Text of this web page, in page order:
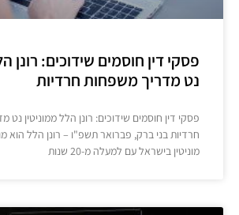
פסקי דין חוסמים שידוכים: רונן
נט מדריך משפחות חרדיות
פסקי דין חוסמים שידוכים: רונן הלל ממוניטין נט
חרדיות בני ברק, פברואר תשפ"ו – רונן הלל הוא
מוניטין בישראל עם למעלה מ-20 שנות